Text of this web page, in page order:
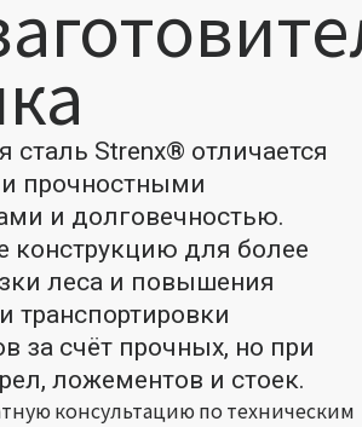
сталь Strenx® отличается
прочностными
и долговечностью.
конструкцию для более
леса и повышения
транспортировки
за счёт прочных, но при
ложементов и стоек.
консультацию по техническим